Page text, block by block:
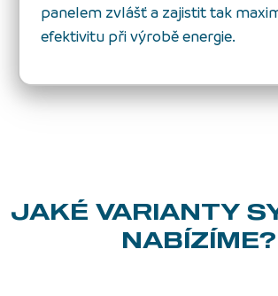
panelem zvlášť a zajistit tak
efektivitu při výrobě energie.
JAKÉ VARIANTY
NABÍZÍME?